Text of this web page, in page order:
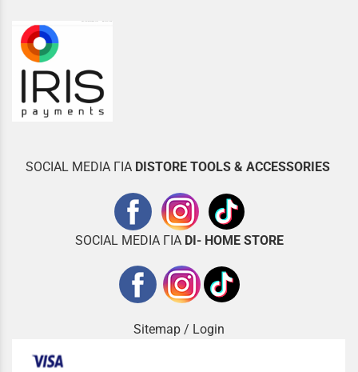
SOCIAL MEDIA ΓΙΑ DISTORE TOOLS & ACCESSORIES
SOCIAL MEDIA ΓΙΑ DI- HOME STORE
Sitemap / Login